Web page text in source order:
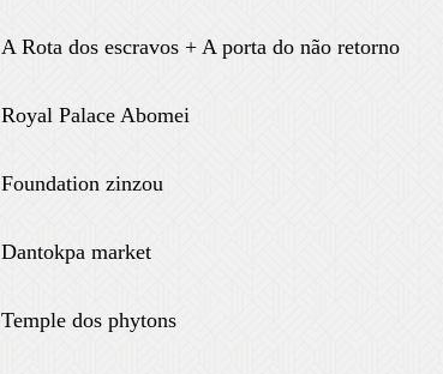
A Rota dos escravos + A porta do não retorno
Royal Palace Abomei
Foundation zinzou
Dantokpa market
Temple dos phytons